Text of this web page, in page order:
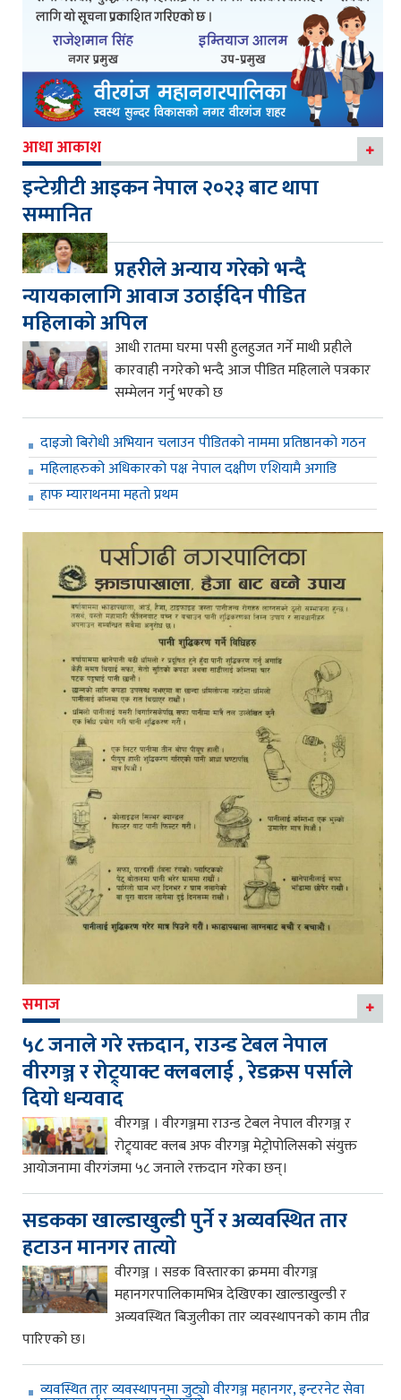
आधा आकाश
इन्टेग्रीटी आइकन नेपाल २०२३ बाट थापा
सम्मानित
प्रहरीले अन्याय गरेको भन्दै
न्यायकालागि आवाज उठाईदिन पीडित
महिलाको अपिल
आधी रातमा घरमा पसी हुलहुजत गर्ने माथी प्रहीले
कारवाही नगरेको भन्दै आज पीडित महिलाले पत्रकार
सम्मेलन गर्नु भएको छ
दाइजो बिरोधी अभियान चलाउन पीडितको नाममा प्रतिष्ठानको गठन
महिलाहरुको अधिकारको पक्ष नेपाल दक्षीण एशियामै अगाडि
हाफ म्याराथनमा महतो प्रथम
समाज
५८ जनाले गरे रक्तदान, राउन्ड टेबल नेपाल
वीरगञ्ज र रोट्र्याक्ट क्लबलाई , रेडक्रस पर्साले
दियो धन्यवाद
वीरगञ्ज । वीरगञ्जमा राउन्ड टेबल नेपाल वीरगञ्ज र
रोट्र्याक्ट क्लब अफ वीरगञ्ज मेट्रोपोलिसको संयुक्त
आयोजनामा वीरगंजमा ५८ जनाले रक्तदान गरेका छन्।
सडकका खाल्डाखुल्डी पुर्ने र अव्यवस्थित तार
हटाउन मानगर तात्यो
वीरगञ्ज । सडक विस्तारका क्रममा वीरगञ्ज
महानगरपालिकामभित्र देखिएका खाल्डाखुल्डी र
अव्यवस्थित बिजुलीका तार व्यवस्थापनको काम तीव्र
पारिएको छ।
व्यवस्थित तार व्यवस्थापनमा जुट्यो वीरगञ्ज महानगर, इन्टरनेट सेवा